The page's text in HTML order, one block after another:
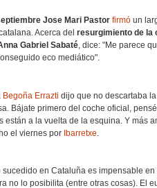
Jose Mari Pastor firmó un
Acerca del resurgimiento de la
Gabriel Sabaté , dice: "Me parece
eco mediático".
Begoña Errazti dijo que no descartaba
Bájate primero del coche oficial,
están a la vuelta de la esquina. Y más
el viernes por Ibarretxe
sucedido en Cataluña es impensable
no lo posibilita (entre otras cosas). El